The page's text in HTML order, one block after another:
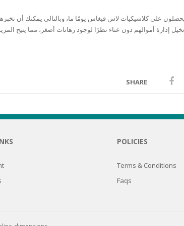
يحصلون على كلاسيكيات لاس فيغاس يومًا ما، وبالتالي يمكنك أن
SHARE
POLICIES
Terms & Conditions
Faqs